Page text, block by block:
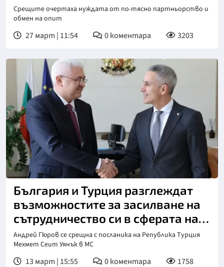
Срещите очертаха нуждата от по-тясно партньорство и
обмен на опит
27 март | 11:54 0коментара 3203
България и Турция разглеждат
възможностите за засилване на
сътрудничество си в сферата на
отбраната
Андрей Гюров се срещна с посланика на Република Турция
Мехмет Сеит Уянък в МС
13 март | 15:55 0коментара 1758